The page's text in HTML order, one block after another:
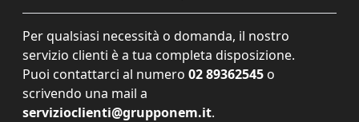
Per qualsiasi necessità o domanda, il nostro
servizio clienti è a tua completa disposizione.
Puoi contattarci al numero 02 89362545 o
scrivendo una mail a
servizioclienti@grupponem.it.